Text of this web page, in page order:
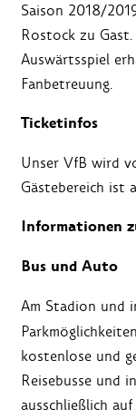
Saison 2018/
Rostock zu
Auswärtsspiel
Fanbetreuung.
Ticketinfos
Unser VfB wird
Gästebereich ist
Informationen
Bus und Auto
Am Stadion und
kostenlose und
Reisebusse und
ausschließlich